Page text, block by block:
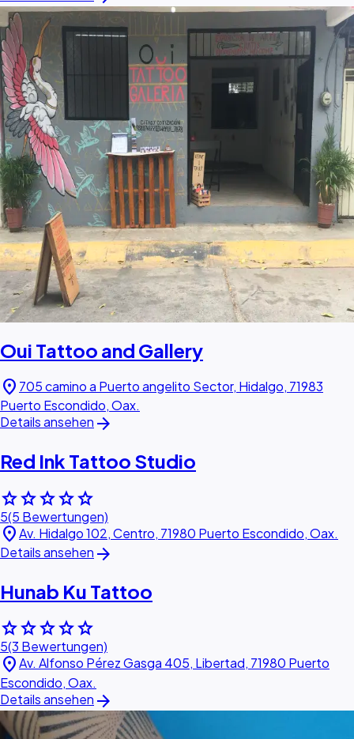
Oui Tattoo and Gallery
location_on 705 camino a Puerto angelito Sector, Hidalgo, 71983
Puerto Escondido, Oax.
Details ansehen arrow_forward
Red Ink Tattoo Studio
starstarstarstarstar
5(5 Bewertungen)
location_onAv. Hidalgo 102, Centro, 71980 Puerto Escondido, Oax.
Details ansehen arrow_forward
Hunab Ku Tattoo
starstarstarstarstar
5(3 Bewertungen)
location_onAv. Alfonso Pérez Gasga 405, Libertad, 71980 Puerto
Escondido, Oax.
Details ansehen arrow_forward